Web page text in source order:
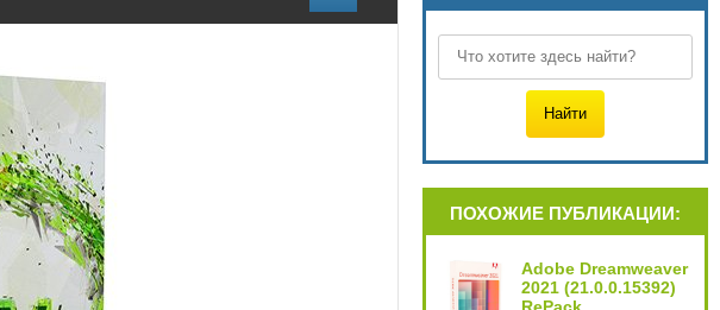
ПОХОЖИЕ ПУБЛИКАЦИИ:
Adobe Dreamweaver
2021 (21.0.0.15392)